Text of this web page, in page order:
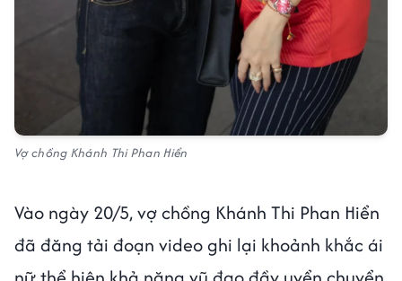
Vợ chồng Khánh Thi Phan Hiển
Vào ngày 20/5, vợ chồng Khánh Thi Phan Hiển
đã đăng tải đoạn video ghi lại khoảnh khắc ái